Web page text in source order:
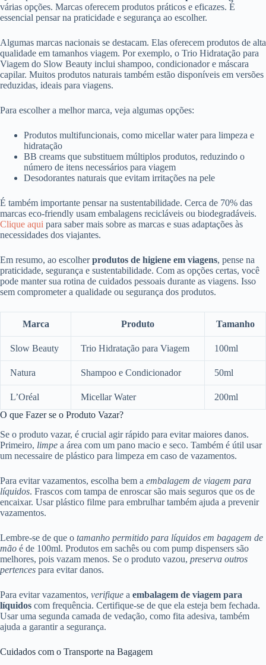
várias opções. Marcas oferecem produtos práticos e eficazes. É
essencial pensar na praticidade e segurança ao escolher.
Algumas marcas nacionais se destacam. Elas oferecem produtos de alta
qualidade em tamanhos viagem. Por exemplo, o Trio Hidratação para
Viagem do Slow Beauty inclui shampoo, condicionador e máscara
capilar. Muitos produtos naturais também estão disponíveis em versões
reduzidas, ideais para viagens.
Para escolher a melhor marca, veja algumas opções:
Produtos multifuncionais, como micellar water para limpeza e
hidratação
BB creams que substituem múltiplos produtos, reduzindo o
número de itens necessários para viagem
Desodorantes naturais que evitam irritações na pele
É também importante pensar na sustentabilidade. Cerca de 70% das
marcas eco-friendly usam embalagens recicláveis ou biodegradáveis.
Clique aqui para saber mais sobre as marcas e suas adaptações às
necessidades dos viajantes.
Em resumo, ao escolherprodutos de higiene em viagens, pense na
praticidade, segurança e sustentabilidade. Com as opções certas, você
pode manter sua rotina de cuidados pessoais durante as viagens. Isso
sem comprometer a qualidade ou segurança dos produtos.
Marca Produto Tamanho
Slow Beauty Trio Hidratação para Viagem 100ml
Natura Shampoo e Condicionador 50ml
L’Oréal Micellar Water
200ml
O que Fazer se o Produto Vazar?
Se o produto vazar, é crucial agir rápido para evitar maiores danos.
Primeiro, limpe a área com um pano macio e seco. Também é útil usar
um necessaire de plástico para limpeza em caso de vazamentos.
Para evitar vazamentos, escolha bem a embalagem de viagem para
líquidos. Frascos com tampa de enroscar são mais seguros que os de
encaixar. Usar plástico filme para embrulhar também ajuda a prevenir
vazamentos.
Lembre-se de que o tamanho permitido para líquidos em bagagem de
mão é de 100ml. Produtos em sachês ou com pump dispensers são
melhores, pois vazam menos. Se o produto vazou, preserva outros
pertences para evitar danos.
Para evitar vazamentos, verifique a embalagem de viagem para
líquidos com frequência. Certifique-se de que ela esteja bem fechada.
Usar uma segunda camada de vedação, como fita adesiva, também
ajuda a garantir a segurança.
Cuidados com o Transporte na Bagagem